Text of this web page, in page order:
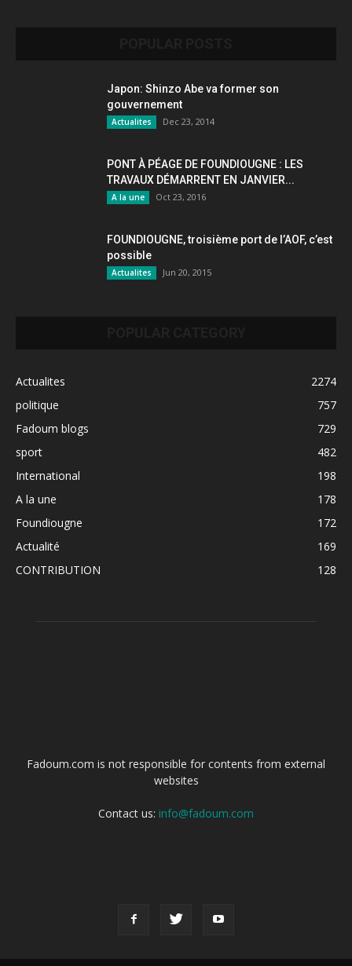
Japon: Shinzo Abe va former son
gouvernement
Actualites Dec 23, 2014
PONT À PÉAGE DE FOUNDIOUGNE : LES
TRAVAUX DÉMARRENT EN JANVIER...
A la une Oct 23, 2016
FOUNDIOUGNE, troisième port de l’AOF, c’est
possible
Actualites Jun 20, 2015
Actualites
2274
politique
757
Fadoum blogs
729
sport
482
International
198
A la une
178
Foundiougne
172
Actualité
169
CONTRIBUTION
128
Fadoum.com is not responsible for contents from external
websites
Contact us: info@fadoum.com